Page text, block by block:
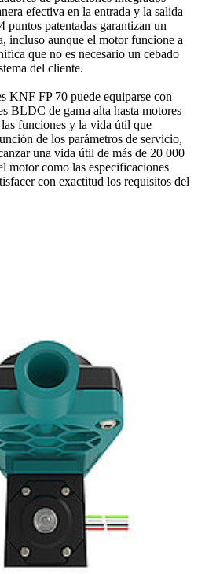
efectiva en la entrada y la salida
puntos patentadas garantizan un
incluso aunque el motor funcione a
que no es necesario un cebado
del cliente.
KNF FP 70 puede equiparse con
BLDC de gama alta hasta motores
funciones y la vida útil que
de los parámetros de servicio,
una vida útil de más de 20 000
motor como las especificaciones
con exactitud los requisitos del